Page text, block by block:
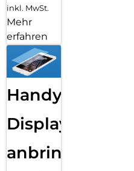
inkl. MwSt.
Mehr
erfahren
Handy
Displayfolie
anbringen